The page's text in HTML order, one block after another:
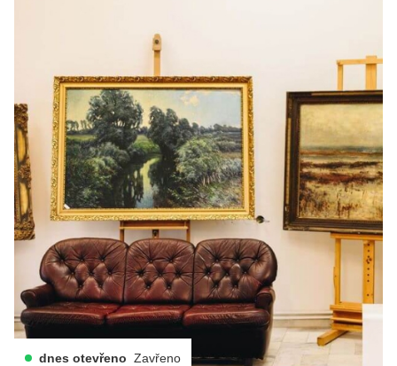
dnes otevřeno Zavřeno